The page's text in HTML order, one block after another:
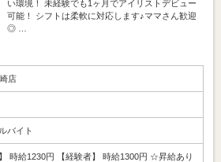
い環境！ 未経験でも1ヶ月でアイリストデビュー
可能！ シフトは柔軟に対応します♪ママさん歓迎
◎ …
店
バイト
】 時給1230円 【経験者】 時給1300円 ☆昇給あり